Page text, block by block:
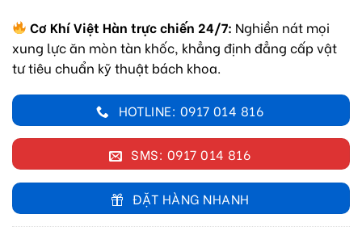
Cơ Khí Việt Hàn trực chiến 24/7: Nghiền nát mọi
xung lực ăn mòn tàn khốc, khẳng định đẳng cấp vật
tư tiêu chuẩn kỹ thuật bách khoa.
HOTLINE: 0917 014 816
SMS: 0917 014 816
ĐẶT HÀNG NHANH